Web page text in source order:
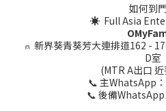
如何到
☀ Full Asia
⍝ 新界葵青葵芳大連排道162 -
D室
(MTR A出口
📞 主WhatsApp
📞 後備